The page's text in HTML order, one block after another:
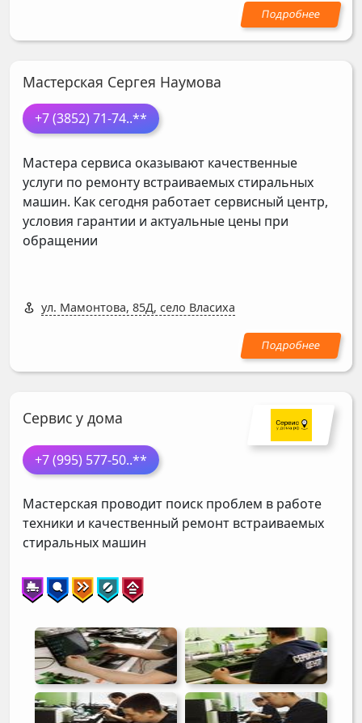
Мастерская Сергея Наумова
+7 (3852) 71-74..**
Мастера сервиса оказывают качественные
услуги по ремонту встраиваемых стиральных
машин. Как сегодня работает сервисный центр,
условия гарантии и актуальные цены при
обращении
ул. Мамонтова, 85Д, село Власиха
Сервис у дома
+7 (995) 577-50..**
Мастерская проводит поиск проблем в работе
техники и качественный ремонт встраиваемых
стиральных машин